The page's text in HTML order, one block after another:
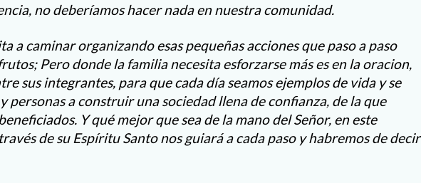
no deberíamos hacer nada en nuestra comunidad.
a caminar organizando esas pequeñas acciones que paso a paso
Pero donde la familia necesita esforzarse más es en la oracion,
sus integrantes, para que cada día seamos ejemplos de vida y se
personas a construir una sociedad llena de confianza, de la que
Y qué mejor que sea de la mano del Señor, en este
de su Espíritu Santo nos guiará a cada paso y habremos de decir